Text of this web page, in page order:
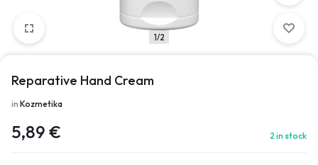
1/2
Reparative Hand Cream
in Kozmetika
5,89 € 2 in stock